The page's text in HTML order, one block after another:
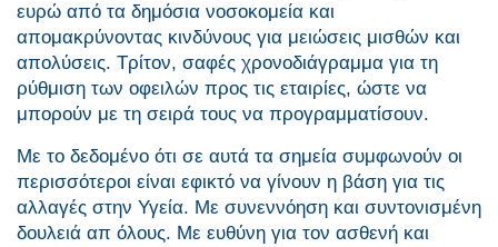
ευρώ από τα δημόσια νοσοκομεία και
απομακρύνοντας κινδύνους για μειώσεις μισθών και
απολύσεις. Τρίτον, σαφές χρονοδιάγραμμα για τη
ρύθμιση των οφειλών προς τις εταιρίες, ώστε να
μπορούν με τη σειρά τους να προγραμματίσουν.
Με το δεδομένο ότι σε αυτά τα σημεία συμφωνούν οι
περισσότεροι είναι εφικτό να γίνουν η βάση για τις
αλλαγές στην Υγεία. Με συνεννόηση και συντονισμένη
δουλειά απ όλους. Με ευθύνη για τον ασθενή και